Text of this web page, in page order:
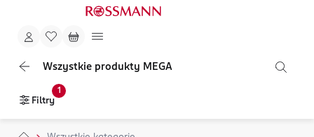
Wszystkie produkty MEGA
Filtry
1